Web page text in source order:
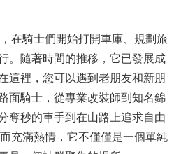
在騎士們開始打開車庫、規劃旅
。隨著時間的推移，它已發展成
這裡，您可以遇到老朋友和新朋
面騎士，從專業改裝師到知名錦
奪秒的車手到在山路上追求自由
充滿熱情，它不僅僅是一個單純